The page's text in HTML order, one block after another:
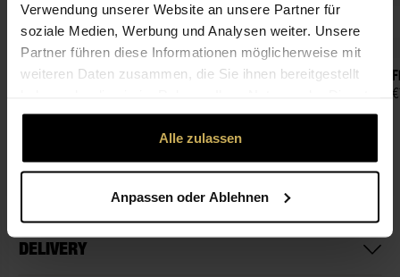
Verwendung unserer Website an unsere Partner für
soziale Medien, Werbung und Analysen weiter. Unsere
Partner führen diese Informationen möglicherweise mit
weiteren Daten zusammen, die Sie ihnen bereitgestellt
gesammelt haben.
Alle zulassen
Anpassen oder Ablehnen
Lindt Pralines
Content:0.097 kg
(€102.99 / 1 kg)
MAIN COLORS
DELIVERY